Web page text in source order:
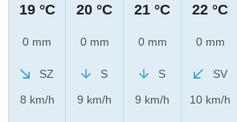
19 °C
0 mm
SZ
8 km/h
20 °C
0 mm
S
9 km/h
21 °C
0 mm
S
9 km/h
22 °C
0 mm
SV
10 km/h